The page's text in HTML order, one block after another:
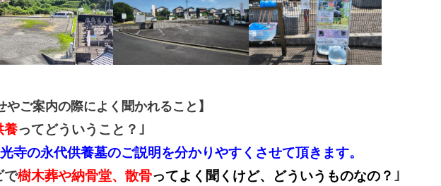
やご案内の際によく聞かれること】
養ってどういうこと？｣
寺の永代供養墓のご説明を分かりやすくさせて頂きます。
で樹木葬や納骨堂、散骨ってよく聞くけど、どういうものなの？ ｣